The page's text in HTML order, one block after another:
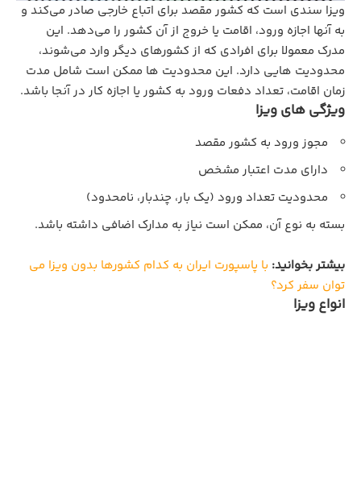
ویزا سندی است که کشور مقصد برای اتباع خارجی صادر می‌کند و
به آنها اجازه ورود، اقامت یا خروج از آن کشور را می‌دهد. این
مدرک معمولا برای افرادی که از کشورهای دیگر وارد می‌شوند،
محدودیت‌ هایی دارد. این محدودیت‌ ها ممکن است شامل مدت
زمان اقامت، تعداد دفعات ورود به کشور یا اجازه کار در آنجا باشد.
ویژگی‌ های ویزا
مجوز ورود به کشور مقصد
دارای مدت اعتبار مشخص
محدودیت تعداد ورود (یک‌ بار، چندبار، نامحدود)
بسته به نوع آن، ممکن است نیاز به مدارک اضافی داشته باشد.
بیشتر بخوانید: با پاسپورت ایران به کدام کشورها بدون ویزا می
توان سفر کرد؟
انواع ویزا